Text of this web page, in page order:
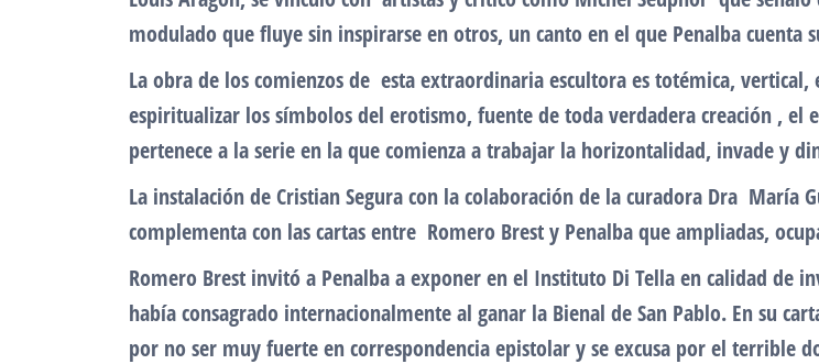
modulado que fluye sin inspirarse en otros, un canto en el que Penalba cuenta
La obra de los comienzos de esta extraordinaria escultora es totémica, vertical,
espiritualizar los símbolos del erotismo, fuente de toda verdadera creación , el
pertenece a la serie en la que comienza a trabajar la horizontalidad, invade y
La instalación de Cristian Segura con la colaboración de la curadora Dra María
complementa con las cartas entre Romero Brest y Penalba que ampliadas,
Romero Brest invitó a Penalba a exponer en el Instituto Di Tella en calidad de
había consagrado internacionalmente al ganar la Bienal de San Pablo. En su
por no ser muy fuerte en correspondencia epistolar y se excusa por el terrible